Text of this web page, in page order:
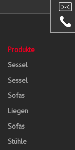
Produkte
Sessel
Sessel
Sofas
Liegen
Sofas
Stühle